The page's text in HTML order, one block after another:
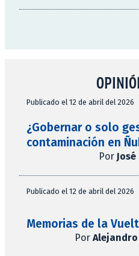
Publicado el 12 de abril del 2026
¿Gobernar o solo
contaminación en
Por
Publicado el 12 de abril del 2026
Memorias de la
Por Alejandro